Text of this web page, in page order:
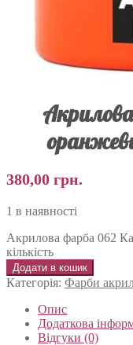
380,00 грн.
1 в наявності
Акрилова фарба 062
кількість
Додати в кошик
Категорія: Фарби
Опис
Додаткова
Відгуки (0)